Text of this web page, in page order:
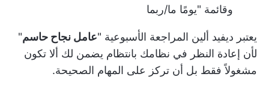
وقائمة "يومًا ما/ربما
يعتبر ديفيد ألين المراجعة الأسبوعية "عامل نجاح حاسم"
لأن إعادة النظر في نظامك بانتظام يضمن لك ألا تكون
مشغولاً فقط بل أن تركز على المهام الصحيحة.